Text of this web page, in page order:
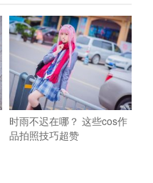
时雨不迟在哪？ 这些cos作
品拍照技巧超赞